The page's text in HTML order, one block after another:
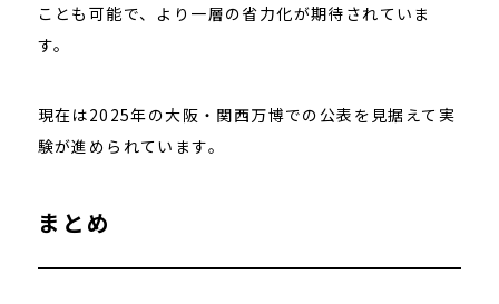
ことも可能で、より一層の省力化が期待されていま
す。
現在は2025年の大阪・関西万博での公表を見据えて実
験が進められています。
まとめ